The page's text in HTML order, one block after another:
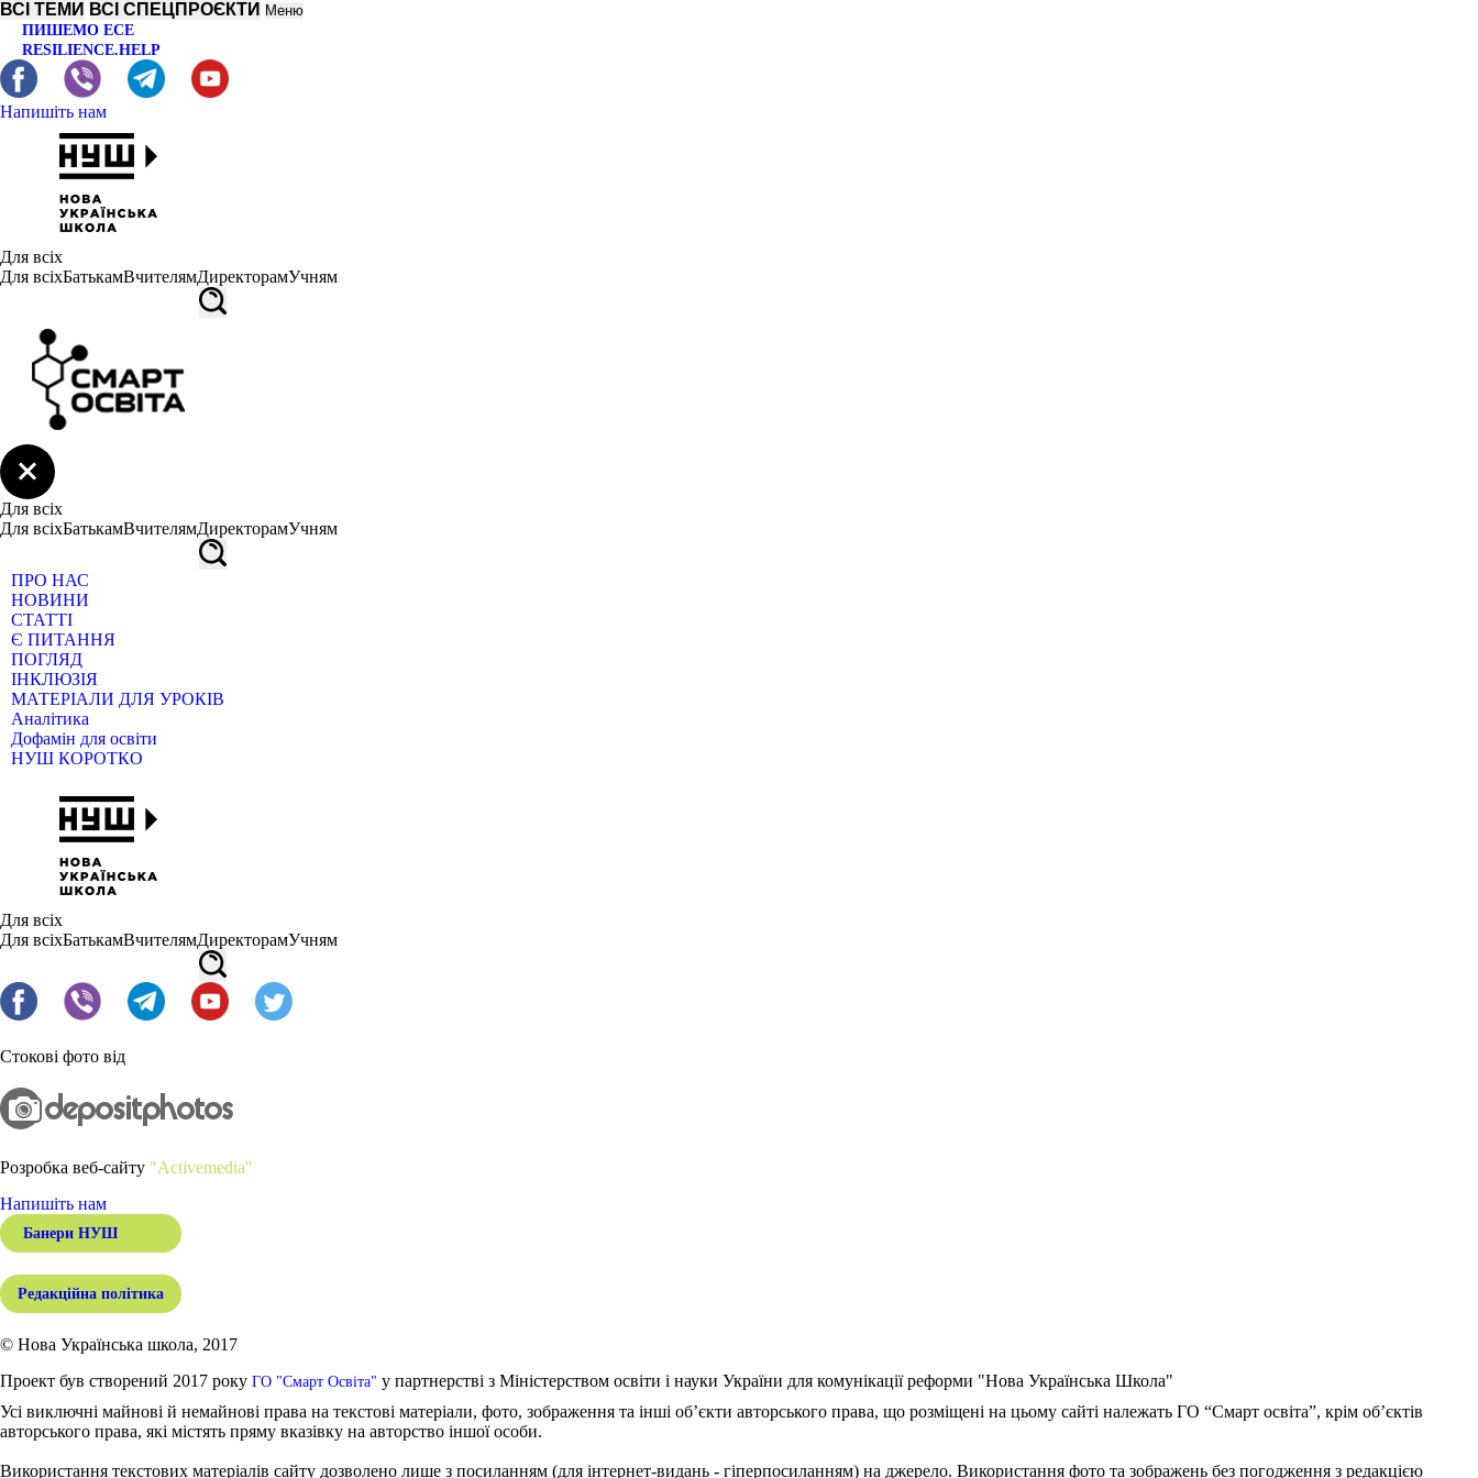
ВСІ ТЕМИ ВСІ СПЕЦПРОЄКТИ Меню
ПИШЕМО ЕСЕ
RESILIENCE.HELP
Напишіть нам
Для всіх
Для всіхБатькамВчителямДиректорамУчням
Для всіх
Для всіхБатькамВчителямДиректорамУчням
ПРО НАС
НОВИНИ
СТАТТІ
Є ПИТАННЯ
ПОГЛЯД
ІНКЛЮЗІЯ
МАТЕРІАЛИ ДЛЯ УРОКІВ
Аналітика
Дофамін для освіти
НУШ КОРОТКО
Для всіх
Для всіхБатькамВчителямДиректорамУчням
Стокові фото від
Розробка веб-сайту "Activemedia"
Напишіть нам
Банери НУШ
Редакційна політика
© Нова Українська школа, 2017
Проект був створений 2017 року ГО "Смарт Освіта" у партнерстві з Міністерством освіти і науки України для комунікації реформи "Нова Українська Школа"
Усі виключні майнові й немайнові права на текстові матеріали, фото, зображення та інші об’єкти авторського права, що розміщені на цьому сайті належать ГО “Смарт освіта”, крім об’єктів
авторського права, які містять пряму вказівку на авторство іншої особи.
Використання текстових матеріалів сайту дозволено лише з посиланням (для інтернет-видань - гіперпосиланням) на джерело. Використання фото та зображень без погодження з редакцією